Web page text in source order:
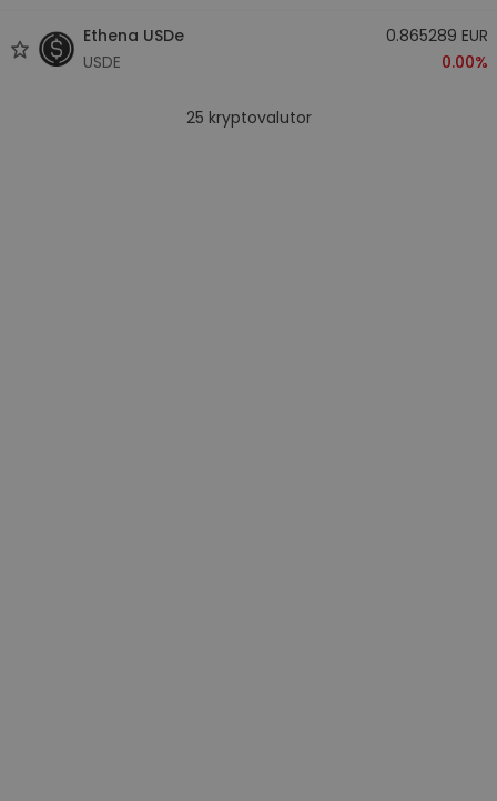
Ethena USDe
USDE
0.865289 EUR
0.00%
25 kryptovalutor